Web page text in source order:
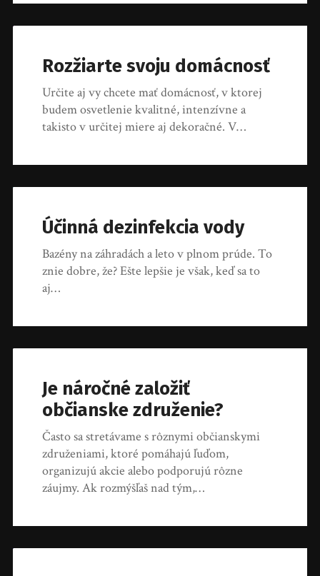
Rozžiarte svoju domácnosť
Určite aj vy chcete mať domácnosť, v ktorej
budem osvetlenie kvalitné, intenzívne a
takisto v určitej miere aj dekoračné. V…
Účinná dezinfekcia vody
Bazény na záhradách a leto v plnom prúde. To
znie dobre, že? Ešte lepšie je však, keď sa to
aj…
Je náročné založiť
občianske združenie?
Často sa stretávame s rôznymi občianskymi
združeniami, ktoré pomáhajú ľuďom,
organizujú akcie alebo podporujú rôzne
záujmy. Ak rozmýšľaš nad tým,…